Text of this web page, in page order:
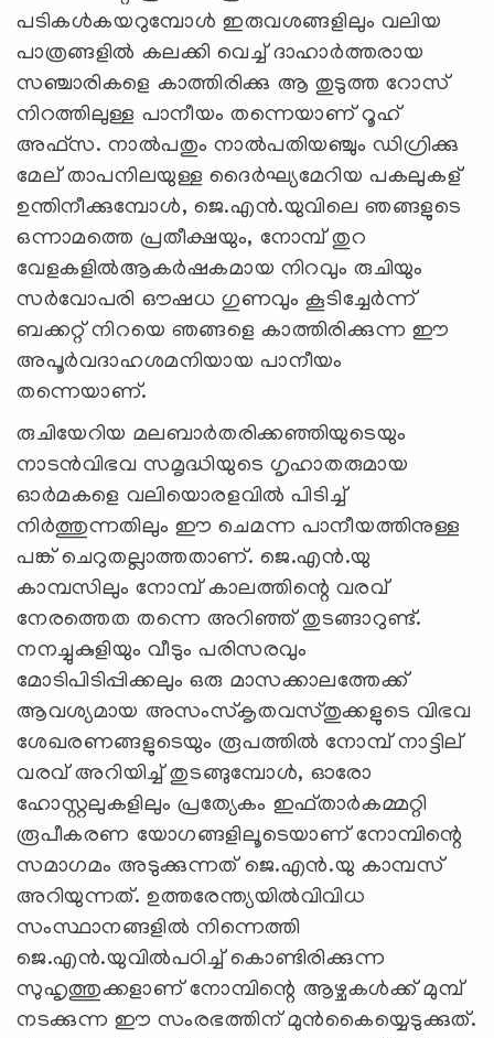
പടികള്‍കയറുമ്പോള്‍ ഇരുവശങ്ങളിലും വലിയ
പാത്രങ്ങളില്‍ കലക്കി വെച്ച് ദാഹാര്‍ത്തരായ
സഞ്ചാരികളെ കാത്തിരിക്കു ആ തുടുത്ത റോസ്
നിറത്തിലുള്ള പാനീയം തന്നെയാണ് റൂഹ്
അഫ്‌സ. നാല്‍പതും നാല്‍പതിയഞ്ചും ഡിഗ്രിക്കു
മേല് താപനിലയുള്ള ദൈര്‍ഘ്യമേറിയ പകലുകള്
ഉന്തിനീക്കുമ്പോള്‍, ജെ.എന്‍.യുവിലെ ഞങ്ങളുടെ
ഒന്നാമത്തെ പ്രതീക്ഷയും, നോമ്പ് തുറ
വേളകളില്‍ആകര്‍ഷകമായ നിറവും രുചിയും
സര്‍വോപരി ഔഷധ ഗുണവും കൂടിച്ചേര്‍ന്ന്
ബക്കറ്റ് നിറയെ ഞങ്ങളെ കാത്തിരിക്കുന്ന ഈ
അപൂര്‍വദാഹശമനിയായ പാനീയം
തന്നെയാണ്.
രുചിയേറിയ മലബാര്‍തരിക്കഞ്ഞിയുടെയും
നാടന്‍വിഭവ സമൃദ്ധിയുടെ ഗൃഹാതരുമായ
ഓര്‍മകളെ വലിയൊരളവില്‍ പിടിച്ച്
നിര്‍ത്തുന്നതിലും ഈ ചെമന്ന പാനീയത്തിനുള്ള
പങ്ക് ചെറുതല്ലാത്തതാണ്. ജെ.എന്‍.യു
കാമ്പസിലും നോമ്പ് കാലത്തിന്റെ വരവ്
നേരത്തെത തന്നെ അറിഞ്ഞ് തുടങ്ങാറുണ്ട്.
നനച്ചുകുളിയും വീടും പരിസരവും
മോടിപിടിപ്പിക്കലും ഒരു മാസക്കാലത്തേക്ക്
ആവശ്യമായ അസംസ്‌കൃതവസ്തുക്കളുടെ വിഭവ
ശേഖരണങ്ങളുടെയും രൂപത്തില്‍ നോമ്പ് നാട്ടില്
വരവ് അറിയിച്ച് തുടങ്ങുമ്പോള്‍, ഓരോ
ഹോസ്റ്റലുകളിലും പ്രത്യേകം ഇഫ്താര്‍കമ്മറ്റി
രൂപീകരണ യോഗങ്ങളിലൂടെയാണ് നോമ്പിന്റെ
സമാഗമം അടുക്കുന്നത് ജെ.എന്‍.യു കാമ്പസ്
അറിയുന്നത്. ഉത്തരേന്ത്യയില്‍വിവിധ
സംസ്ഥാനങ്ങളില്‍ നിന്നെത്തി
ജെ.എന്‍.യുവില്‍പഠിച്ച് കൊണ്ടിരിക്കുന്ന
സുഹൃത്തുക്കളാണ് നോമ്പിന്റെ ആഴ്ചകള്‍ക്ക് മുമ്പ്
നടക്കുന്ന ഈ സംരഭത്തിന് മുന്‍കൈയ്യെടുക്കുത്.